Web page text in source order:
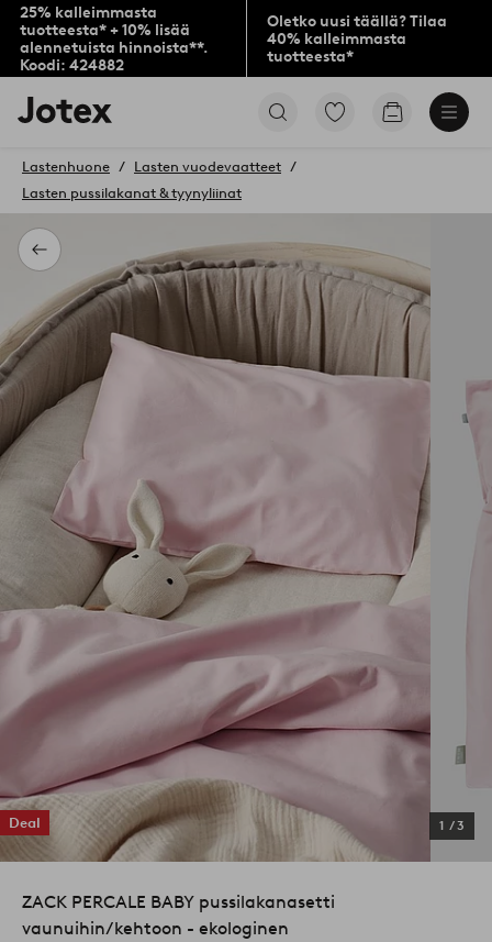
25% kalleimmasta
tuotteesta* + 10% lisää
alennetuista hinnoista**.
Koodi: 424882
Oletko uusi täällä? Tilaa
40% kalleimmasta
tuotteesta*
Jotex-
logo
siirry
aloitussivulle
Siirry
Siirry
Takaisin
Lastenhuone
Lasten vuodevaatteet
Lasten pussilakanat & tyynyliinat
Deal 1 /3
ZACK PERCALE BABY pussilakanasetti
vaunuihin/kehtoon - ekologinen